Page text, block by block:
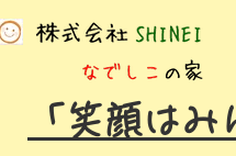
「笑顔は